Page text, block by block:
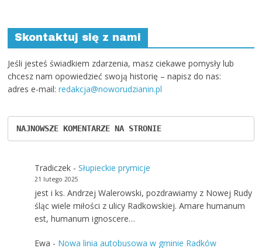
Skontaktuj się z nami
Jeśli jesteś świadkiem zdarzenia, masz ciekawe pomysły lub
chcesz nam opowiedzieć swoją historię – napisz do nas:
adres e-mail:redakcja@noworudzianin.pl
NAJNOWSZE KOMENTARZE NA STRONIE
Tradiczek- Słupieckie prymicje
21 lutego 2025
jest i ks. Andrzej Walerowski, pozdrawiamy z Nowej Rudy
śląc wiele miłości z ulicy Radkowskiej. Amare humanum
est, humanum ignoscere…
Ewa - Nowa linia autobusowa w gminie Radków